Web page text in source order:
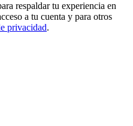
respaldar tu experiencia en
a tu cuenta y para otros
privacidad.